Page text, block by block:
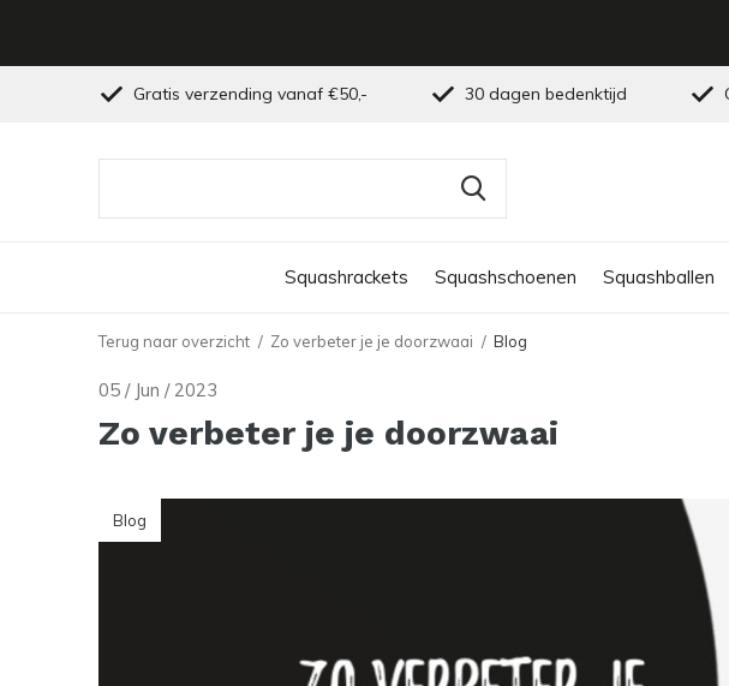
Squashrackets Squashschoenen Squashballen
Gratis verzending vanaf €50,- 30 dagen bedenktijd
Terug naar overzicht Zo verbeter je je doorzwaai Blog
05 / Jun / 2023
Zo verbeter je je doorzwaai
Blog